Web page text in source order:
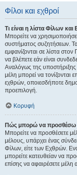
Φίλοι και εχθροί
Τι είναι η λίστα Φίλων
Μπορείτε να
συστήματος συζητήσεων.
εμφανίζονται σε λίστα
να βλέπετε εάν είναι
Αναλόγως της
μέλη μπορεί να τονίζονται
εχθρών, οποιεσδήποτε
προεπιλογή.
Κορυφή
Πώς μπορώ να προσθέσω /
Μπορείτε να προσθέσετε
μέλους, υπάρχει ένας
Φίλων, είτε των Εχθρών.
μπορείτε κατευθείαν να
επίσης να αφαιρέσετε μέλη